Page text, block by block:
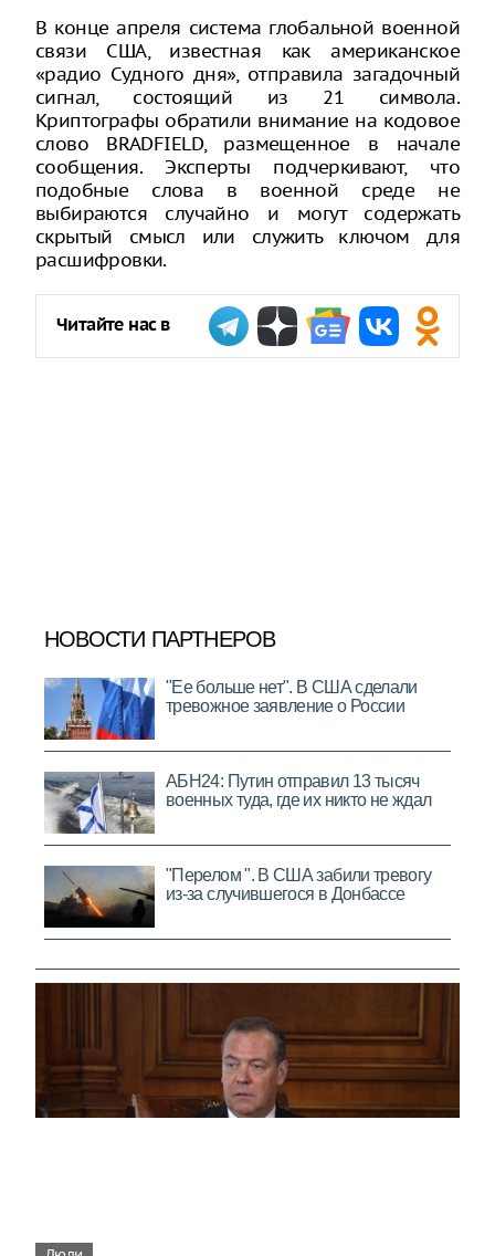
В конце апреля система глобальной военной
связи США, известная как американское
«радио Судного дня», отправила загадочный
сигнал, состоящий из 21 символа.
Криптографы обратили внимание на кодовое
слово BRADFIELD, размещенное в начале
сообщения. Эксперты подчеркивают, что
подобные слова в военной среде не
выбираются случайно и могут содержать
скрытый смысл или служить ключом для
расшифровки.
Читайте нас в